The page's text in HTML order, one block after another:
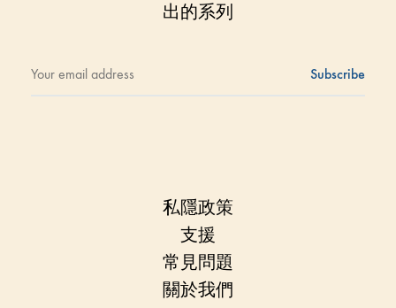
出的系列
私隱政策
支援
常見問題
關於我們